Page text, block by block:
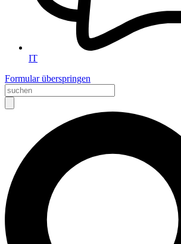
IT
Formular überspringen